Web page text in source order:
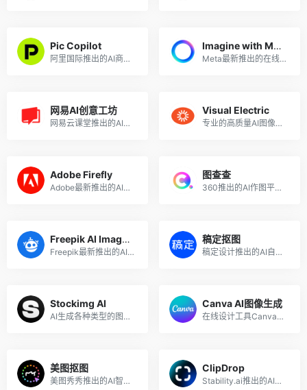
Pic Copilot
阿里国际推出的AI商品营销图工具
Imagine with Meta
Meta最新推出的在线AI图像生成器
网易AI创意工坊
网易云课堂推出的AI作画平台，在线使用Stable Diffusion出图
Visual Electric
专业的高质量AI图像创作工具
Adobe Firefly
Adobe最新推出的AI图片生成工具
图查查
360推出的AI作图平台，提供智能抠图、智能消除、智能放大、智能配图等功能
Freepik AI Image Generator
Freepik最新推出的AI图片生成工具
稿定抠图
稿定设计推出的AI自动消除背景工具
Stockimg AI
AI生成各种类型的图像和插画
Canva AI图像生成
在线设计工具Canva推出的AI图像生成工具
美图抠图
美图秀秀推出的AI智能抠图工具，一键移除背景
ClipDrop
Stability.ai推出的AI图片处理系列工具